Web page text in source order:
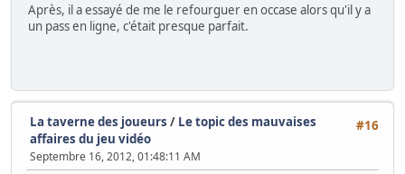
Après, il a essayé de me le refourguer en occase alors qu'il y a
un pass en ligne, c'était presque parfait.
#16
La taverne des joueurs / Le topic des mauvaises
affaires du jeu vidéo
Septembre 16, 2012, 01:48:11 AM